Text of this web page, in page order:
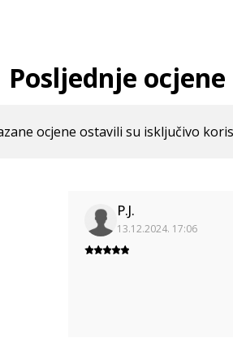
Posljednje
ocjene ostavili su isključivo
P.J.
13.12.2024. 17:06